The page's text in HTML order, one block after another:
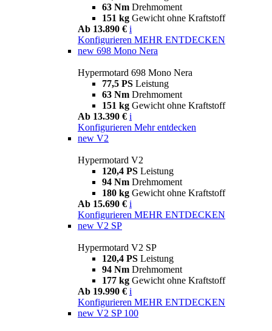
63 Nm Drehmoment
151 kg Gewicht ohne Kraftstoff
Ab 13.890 € i
Konfigurieren MEHR ENTDECKEN
new 698 Mono Nera
Hypermotard 698 Mono Nera
77,5 PS Leistung
63 Nm Drehmoment
151 kg Gewicht ohne Kraftstoff
Ab 13.390 € i
Konfigurieren Mehr entdecken
new V2
Hypermotard V2
120,4 PS Leistung
94 Nm Drehmoment
180 kg Gewicht ohne Kraftstoff
Ab 15.690 € i
Konfigurieren MEHR ENTDECKEN
new V2 SP
Hypermotard V2 SP
120,4 PS Leistung
94 Nm Drehmoment
177 kg Gewicht ohne Kraftstoff
Ab 19.990 € i
Konfigurieren MEHR ENTDECKEN
new V2 SP 100